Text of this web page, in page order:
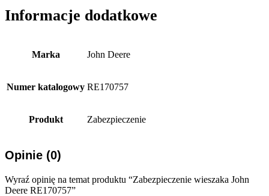
Informacje dodatkowe
Marka John Deere
Numer katalogowy RE170757
Produkt Zabezpieczenie
Opinie (0)
Wyraź opinię na temat produktu “Zabezpieczenie wieszaka John
Deere RE170757”